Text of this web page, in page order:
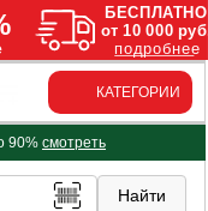
КАТЕГОРИИ
90% смотреть